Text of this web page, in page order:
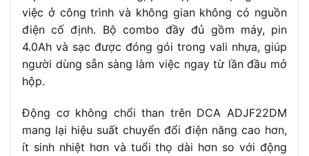
ống tối đa
Trọng lượng
2.4kg theo Xsafe và Dụng Cụ Giá Tốt
Đóng gói
Hộp/vali nhựa
Phụ kiện đi kèm
1 pin 20V 4.0Ah, 1 sạc, vali/hộp nhựa
thiết kế cầm một tay
việc ở công trình và không gian không có nguồn
điện cố định. Bộ combo đầy đủ gồm máy, pin
4.0Ah và sạc được đóng gói trong vali nhựa, giúp
người dùng sẵn sàng làm việc ngay từ lần đầu mở
hộp.
Động cơ không chổi than trên DCA ADJF22DM
mang lại hiệu suất chuyển đổi điện năng cao hơn,
ít sinh nhiệt hơn và tuổi thọ dài hơn so với động